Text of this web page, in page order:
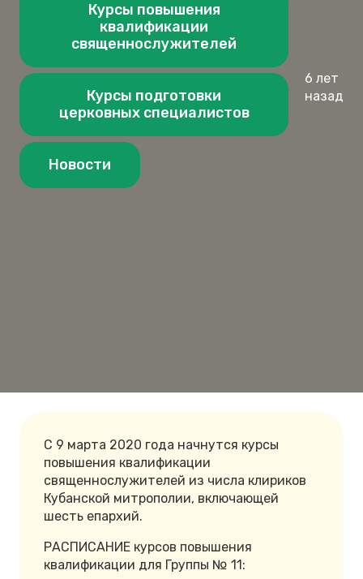
Курсы повышения
квалификации
священнослужителей
Курсы подготовки
церковных специалистов
Новости
6 лет
назад
С 9 марта 2020 года начнутся курсы
повышения квалификации
священнослужителей из числа клириков
Кубанской митрополии, включающей
шесть епархий.
РАСПИСАНИЕ курсов повышения
квалификации для Группы № 11: